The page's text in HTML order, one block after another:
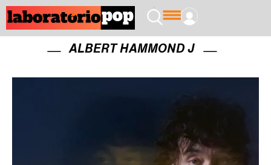
ALBERT HAMMOND J